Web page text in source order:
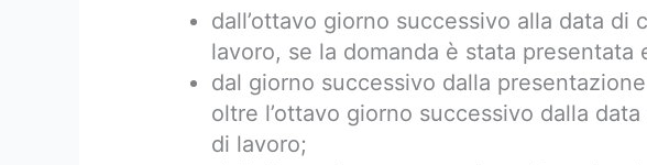
dall’ottavo giorno successivo alla data di
lavoro, se la domanda è stata presentata
dal giorno successivo dalla
oltre l’ottavo giorno successivo dalla
di lavoro;